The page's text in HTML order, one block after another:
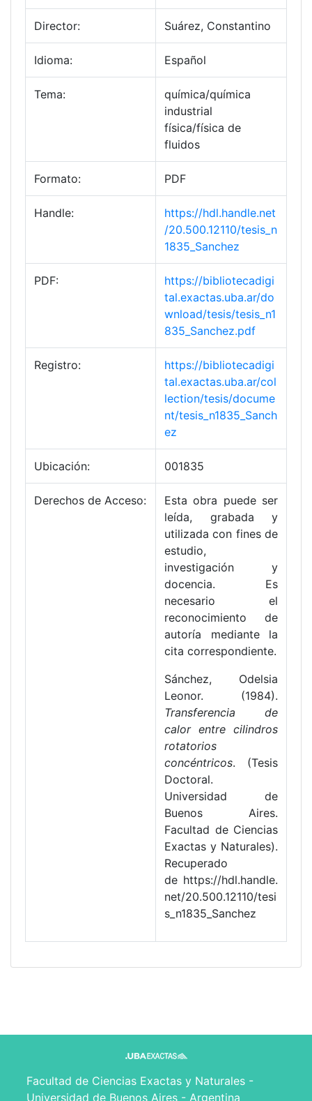
Director: Suárez, Constantino
Idioma: Español
Tema:
química/química
industrial
física/física de
fluidos
Formato: PDF
Handle:
https://hdl.handle.net
/20.500.12110/tesis_n
1835_Sanchez
PDF:
https://bibliotecadigi
tal.exactas.uba.ar/do
wnload/tesis/tesis_n1
835_Sanchez.pdf
Registro:
https://bibliotecadigi
tal.exactas.uba.ar/col
lection/tesis/docume
nt/tesis_n1835_Sanch
ez
Ubicación: 001835
Derechos de Acceso:
Esta obra puede ser
leída, grabada y
utilizada con fines de
estudio,
investigación y
docencia. Es
necesario el
reconocimiento de
autoría mediante la
cita correspondiente.
Sánchez, Odelsia
Leonor. (1984).
Transferencia de
calor entre cilindros
rotatorios
concéntricos. (Tesis
Doctoral.
Universidad de
Buenos Aires.
Facultad de Ciencias
Exactas y Naturales).
Recuperado
de https://hdl.handle.
net/20.500.12110/tesi
s_n1835_Sanchez
Facultad de Ciencias Exactas y Naturales -
Universidad de Buenos Aires - Argentina